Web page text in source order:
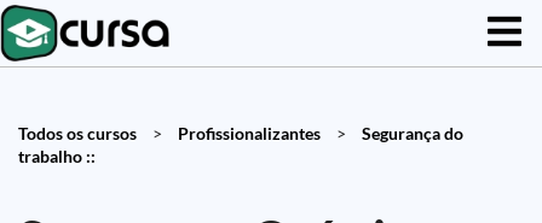
Todos os cursos > Profissionalizantes >
Segurança do
trabalho ::